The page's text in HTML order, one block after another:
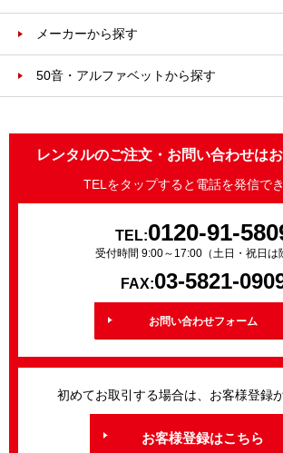
メーカーから探す
50音・アルファベットから探す
レンタルのご注文・お問い合わせは
TELをタップすると電話を発信でき
TEL:0120-91-
受付時間 9:00～17:00（土日・祝日は
FAX:03-5821-
お問い合わせフォーム
初めてお取引する場合は、お客様登録
お客様登録はこちら